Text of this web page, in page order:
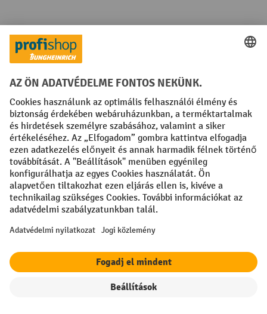
Creditcard (Master)Creditcard (Visa)
Számla
Előrefizetés
Közösségi Média
Facebook
YouTube
LinkedIn
Instagram
Impresszum ÁSZF Adatvédelmi tájékoztató
Adatvédelmi beállítások